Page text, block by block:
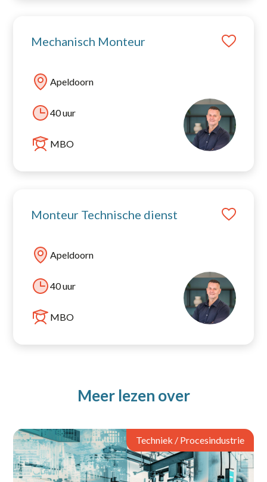
Mechanisch Monteur
Apeldoorn
40 uur
MBO
Monteur Technische dienst
Apeldoorn
40 uur
MBO
Meer lezen over
Techniek / Procesindustrie